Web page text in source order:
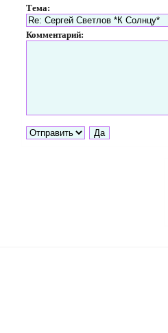
Тема:
Комментарий: